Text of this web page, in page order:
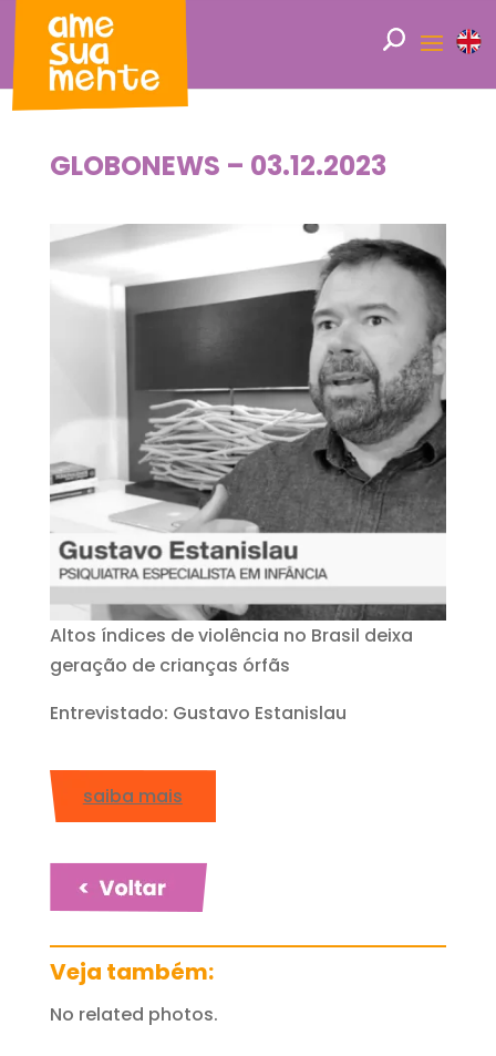
GLOBONEWS – 03.12.2023
Altos índices de violência no Brasil deixa
geração de crianças órfãs
Entrevistado: Gustavo Estanislau
saiba mais
Veja também:
No related photos.